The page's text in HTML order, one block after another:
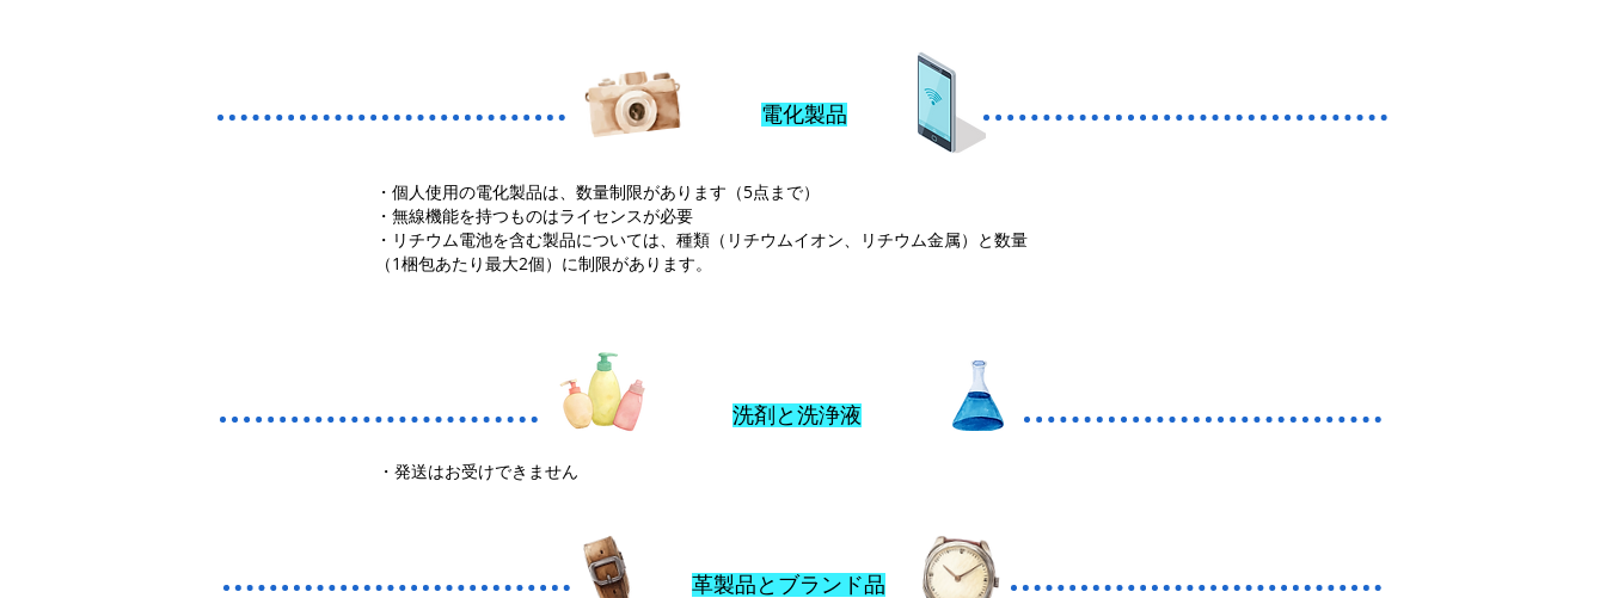
電化製品
・個人使用の電化製品は、数量制限があります（5点まで）
・無線機能を持つものはライセンスが必要
・リチウム電池を含む製品については、種類（リチウムイオン、リチウム金属）と数量
（1梱包あたり最大2個）に制限があります。
洗剤と洗浄液
・発送はお受けできません
革製品とブランド品